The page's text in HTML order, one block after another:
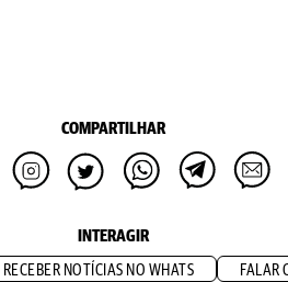
COMPARTILHAR
INTERAGIR
RECEBER NOTÍCIAS NO WHATS FALAR